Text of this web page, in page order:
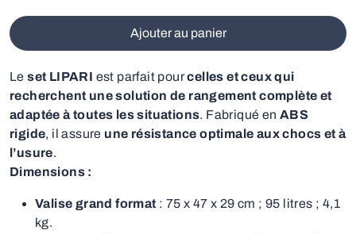
Ajouter au panier
Leset LIPARI est parfait pourcelles et ceux qui
recherchent une solution de rangement complète et
adaptée à toutes les situations. Fabriqué enABS
rigide, il assure une résistance optimale aux chocs et à
l’usure.
Dimensions :
Valise grand format : 75 x 47 x 29 cm ; 95 litres ; 4,1
kg.